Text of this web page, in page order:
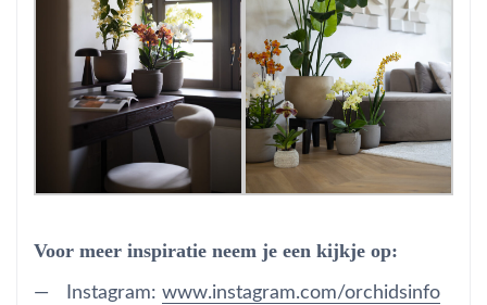
Voor meer inspiratie neem je een kijkje op:
Instagram: www.instagram.com/orchidsinfo